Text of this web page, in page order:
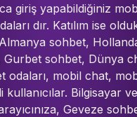
giriş yapabildiğiniz
dır. Katılım ise
sohbet,
sohbet, Dünya
odaları, mobil chat,
kullanıcılar. Bilgisayar
Geveze